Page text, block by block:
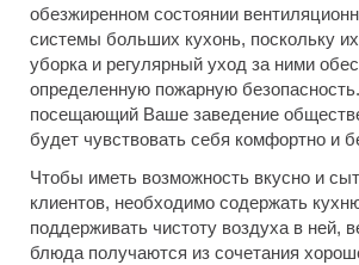
обезжиренном состоянии
системы больших кухонь, поскольку
уборка и регулярный уход за ними
определенную пожарную
посещающий Ваше заведение
будет чувствовать себя комфортно и
Чтобы иметь возможность вкусно и
клиентов, необходимо содержать
поддерживать чистоту воздуха в ней,
блюда получаются из сочетания